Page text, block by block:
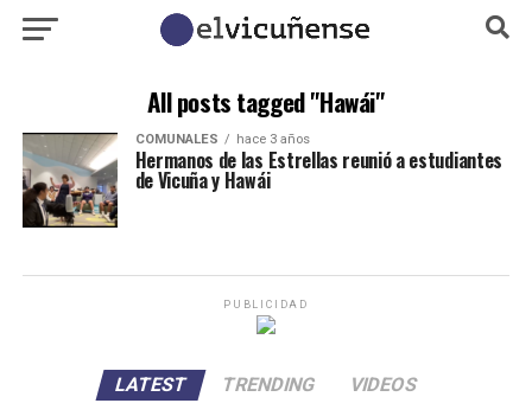
All posts tagged "Hawái"
COMUNALES hace 3 años
Hermanos de las Estrellas reunió a estudiantes
de Vicuña y Hawái
PUBLICIDAD
LATEST TRENDING VIDEOS